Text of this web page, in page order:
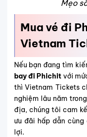
Mẹo
Mua vé đi
Vietnam
Nếu bạn đang tìm
bay đi Phichit với
thì Vietnam Tickets
nghiệm lâu năm
địa, chúng tôi cam
ưu đãi hấp dẫn
lợi.